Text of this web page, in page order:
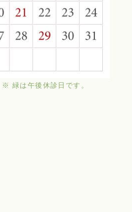
※ 緑は午後休診日です。